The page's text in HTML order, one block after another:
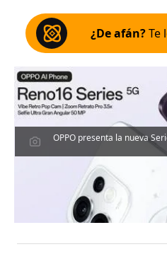
¿De afán?Te
OPPO presenta la nueva